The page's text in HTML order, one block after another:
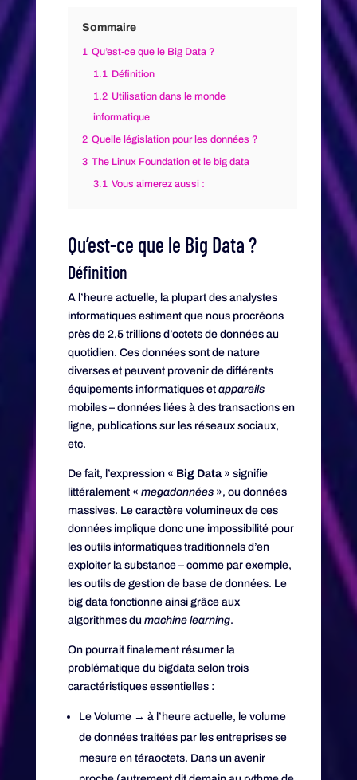
Sommaire
1 Qu’est-ce que le Big Data ?
1.1 Définition
1.2 Utilisation dans le monde
informatique
2 Quelle législation pour les données ?
3 The Linux Foundation et le big data
3.1 Vous aimerez aussi :
Qu’est-ce que le Big Data ?
Définition
A l’heure actuelle, la plupart des analystes
informatiques estiment que nous procréons
près de 2,5 trillions d’octets de données au
quotidien. Ces données sont de nature
diverses et peuvent provenir de différents
équipements informatiques et appareils
mobiles – données liées à des transactions en
ligne, publications sur les réseaux sociaux,
etc.
De fait, l’expression « Big Data» signifie
littéralement « megadonnées», ou données
massives. Le caractère volumineux de ces
données implique donc une impossibilité pour
les outils informatiques traditionnels d’en
exploiter la substance – comme par exemple,
les outils de gestion de base de données. Le
big data fonctionne ainsi grâce aux
algorithmes du machine learning.
On pourrait finalement résumer la
problématique du bigdata selon trois
caractéristiques essentielles :
Le Volume → à l’heure actuelle, le volume
de données traitées par les entreprises se
mesure en téraoctets. Dans un avenir